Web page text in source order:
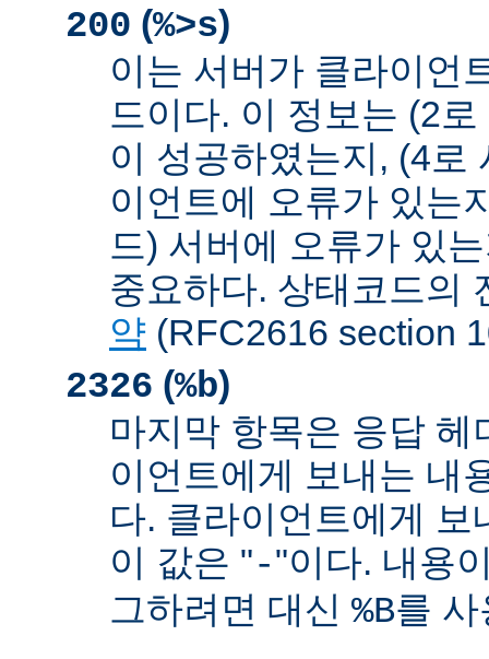
200 (%>s)
이는 서버가 클라이언
드이다. 이 정보는 (2
이 성공하였는지, (4로
이언트에 오류가 있는
드) 서버에 오류가 있
중요하다. 상태코드의
약 (RFC2616 section
2326 (%b)
마지막 항목은 응답
이언트에게 보내는 내
다. 클라이언트에게
이 값은 "-"이다. 내용
그하려면 대신 %B를